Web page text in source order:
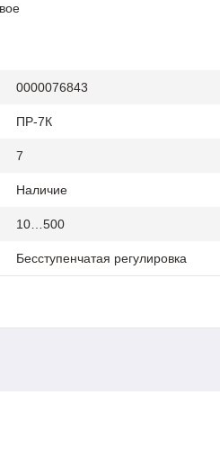
0000076843
ПР-7К
7
Наличие
10…500
Бесступенчатая регулировка